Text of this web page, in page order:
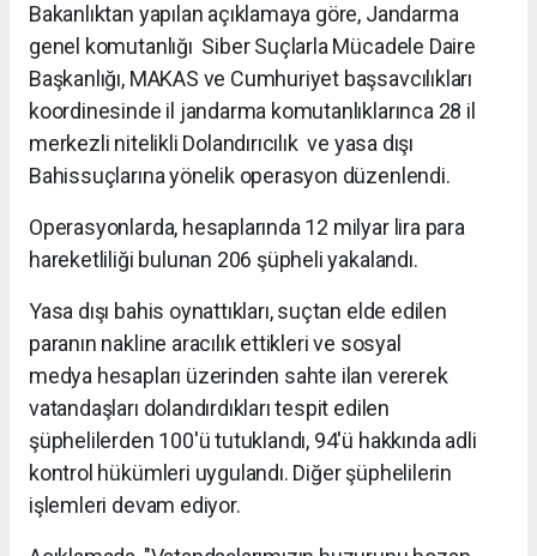
Bakanlıktan yapılan açıklamaya göre, Jandarma
genel komutanlığı Siber Suçlarla Mücadele Daire
Başkanlığı, MAKAS ve Cumhuriyet başsavcılıkları
koordinesinde il jandarma komutanlıklarınca 28 il
merkezli nitelikli Dolandırıcılık ve yasa dışı
Bahissuçlarına yönelik operasyon düzenlendi.
Operasyonlarda, hesaplarında 12 milyar lira para
hareketliliği bulunan 206 şüpheli yakalandı.
Yasa dışı bahis oynattıkları, suçtan elde edilen
paranın nakline aracılık ettikleri ve sosyal
medya hesapları üzerinden sahte ilan vererek
vatandaşları dolandırdıkları tespit edilen
şüphelilerden 100'ü tutuklandı, 94'ü hakkında adli
kontrol hükümleri uygulandı. Diğer şüphelilerin
işlemleri devam ediyor.